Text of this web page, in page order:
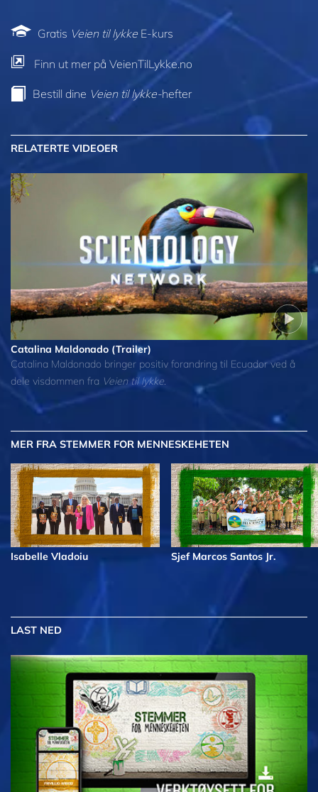
Gratis Veien til lykke E-kurs
Finn ut mer på VeienTilLykke.no
Bestill dine Veien til lykke-hefter
RELATERTE VIDEOER
Catalina Maldonado (Trailer)
Catalina Maldonado bringer positiv forandring til Ecuador ved å
dele visdommen fra Veien til lykke.
MER FRA STEMMER FOR MENNESKEHETEN
Isabelle Vladoiu Sjef Marcos Santos Jr.
LAST NED